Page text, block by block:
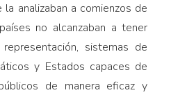
la analizaban a comienzos de
no alcanzaban a tener
sistemas de
y Estados capaces de
de manera eficaz y